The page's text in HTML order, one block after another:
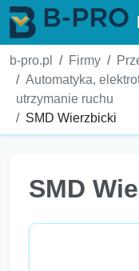
b-pro.pl Firmy
Automatyka,
utrzymanie ruchu
SMD Wierzbicki
SMD